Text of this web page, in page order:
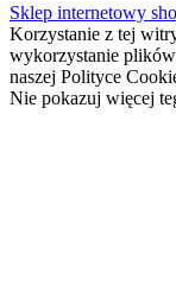
Sklep internetowy
Korzystanie z tej
wykorzystanie
naszej Polityce
Nie pokazuj więcej